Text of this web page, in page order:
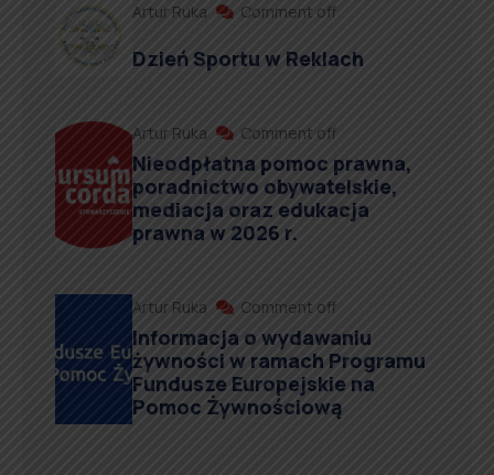
Artur Ruka Comment off
Dzień Sportu w Reklach
Artur Ruka Comment off
Nieodpłatna pomoc prawna,
poradnictwo obywatelskie,
mediacja oraz edukacja
prawna w 2026 r.
Artur Ruka Comment off
Informacja o wydawaniu
żywności w ramach Programu
Fundusze Europejskie na
Pomoc Żywnościową